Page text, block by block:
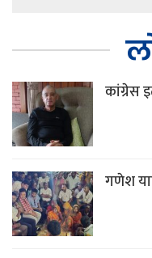
कांग्रेस
गणेश